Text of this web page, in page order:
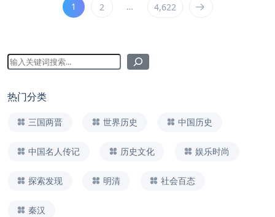
1 2 … 4,622
热门分类
三国两晋 世界历史 中国历史
中国名人传记 历史文化 娱乐时尚
探索发现 明清 社会百态
秦汉